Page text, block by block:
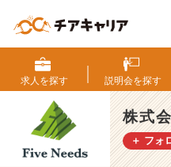
式
会
社
フ
ァ
イ
求人を探す 説明会を探す
株式
＋ フォ